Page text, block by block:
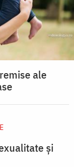
ale
și